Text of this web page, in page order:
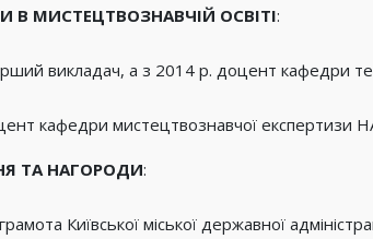
В МИСТЕЦТВОЗНАВЧІЙ ОСВІТІ:
викладач, а з 2014 р. доцент кафедри
кафедри мистецтвознавчої експертизи
ТА НАГОРОДИ:
Київської міської державної